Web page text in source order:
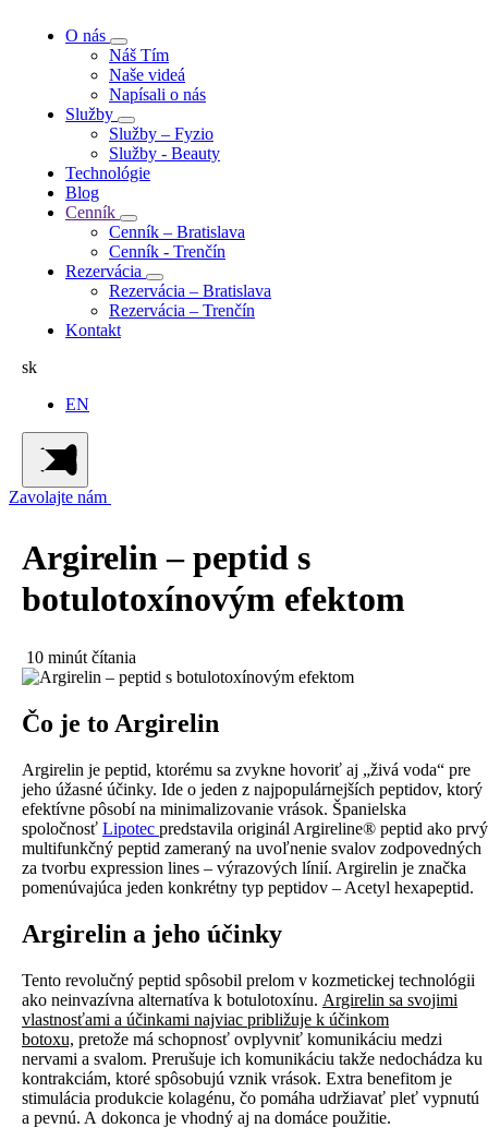
O nás
Náš Tím
Naše videá
Napísali o nás
Služby
Služby – Fyzio
Služby - Beauty
Technológie
Blog
Cenník
Cenník – Bratislava
Cenník - Trenčín
Rezervácia
Rezervácia – Bratislava
Rezervácia – Trenčín
Kontakt
sk
EN
Zavolajte nám
Argirelin – peptid s
botulotoxínovým efektom
10 minút čítania
Čo je to Argirelin
Argirelin je peptid, ktorému sa zvykne hovoriť aj „živá voda“ pre
jeho úžasné účinky. Ide o jeden z najpopulárnejších peptidov, ktorý
efektívne pôsobí na minimalizovanie vrások. Španielska
spoločnosť Lipotec predstavila originál Argireline® peptid ako prvý
multifunkčný peptid zameraný na uvoľnenie svalov zodpovedných
za tvorbu expression lines – výrazových línií. Argirelin je značka
pomenúvajúca jeden konkrétny typ peptidov – Acetyl hexapeptid.
Argirelin a jeho účinky
Tento revolučný peptid spôsobil prelom v kozmetickej technológii
ako neinvazívna alternatíva k botulotoxínu. Argirelin sa svojimi
vlastnosťami a účinkami najviac približuje k účinkom
botoxu, pretože má schopnosť ovplyvniť komunikáciu medzi
nervami a svalom. Prerušuje ich komunikáciu takže nedochádza ku
kontrakciám, ktoré spôsobujú vznik vrások. Extra benefitom je
stimulácia produkcie kolagénu, čo pomáha udržiavať pleť vypnutú
a pevnú. A dokonca je vhodný aj na domáce použitie.